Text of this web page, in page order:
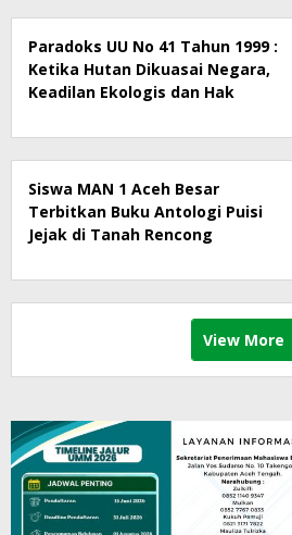
Paradoks UU No 41 Tahun 1999 :
Ketika Hutan Dikuasai Negara,
Keadilan Ekologis dan Hak
Siswa MAN 1 Aceh Besar
Terbitkan Buku Antologi Puisi
Jejak di Tanah Rencong
View More